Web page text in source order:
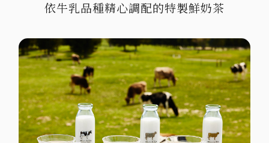
依牛乳品種精心調配的特製鮮奶茶